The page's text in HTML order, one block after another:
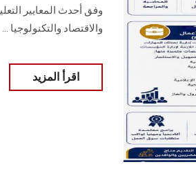
وفق أحدث المعايير
والاقتصاد والتكنولوجيا ...
اقرأ المزيد